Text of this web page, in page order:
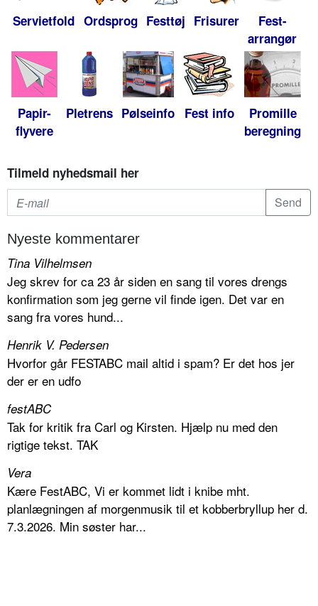
Servietfold Ordsprog Festtøj Frisurer
Fest-
arrangør
Papir-
flyvere
Pletrens Pølseinfo Fest info
Promille
beregning
Tilmeld nyhedsmail her
Nyeste kommentarer
Tina Vilhelmsen
Jeg skrev for ca 23 år siden en sang til vores drengs
konfirmation som jeg gerne vil finde igen. Det var en
sang fra vores hund...
Henrik V. Pedersen
Hvorfor går FESTABC mail altid i spam? Er det hos jer
der er en udfo
festABC
Tak for kritik fra Carl og Kirsten. Hjælp nu med den
rigtige tekst. TAK
Vera
Kære FestABC, Vi er kommet lidt i knibe mht.
planlægningen af morgenmusik til et kobberbryllup her d.
7.3.2026. Min søster har...